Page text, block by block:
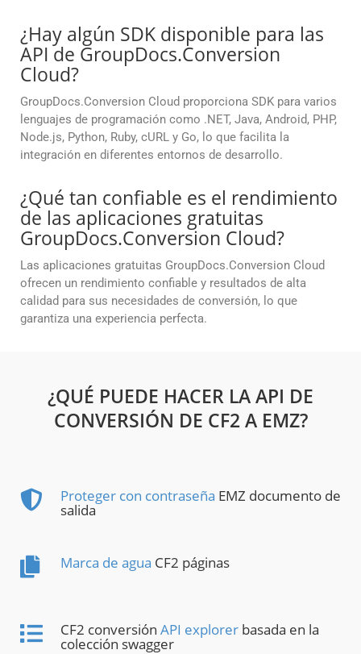
¿Hay algún SDK disponible para las
API de GroupDocs.Conversion
Cloud?
GroupDocs.Conversion Cloud proporciona SDK para varios
lenguajes de programación como .NET, Java, Android, PHP,
Node.js, Python, Ruby, cURL y Go, lo que facilita la
integración en diferentes entornos de desarrollo.
¿Qué tan confiable es el rendimiento
de las aplicaciones gratuitas
GroupDocs.Conversion Cloud?
Las aplicaciones gratuitas GroupDocs.Conversion Cloud
ofrecen un rendimiento confiable y resultados de alta
calidad para sus necesidades de conversión, lo que
garantiza una experiencia perfecta.
¿QUÉ PUEDE HACER LA API DE
CONVERSIÓN DE CF2 A EMZ?
Proteger con contraseña EMZ documento de
salida
Marca de agua CF2 páginas
CF2 conversión API explorer basada en la
colección swagger